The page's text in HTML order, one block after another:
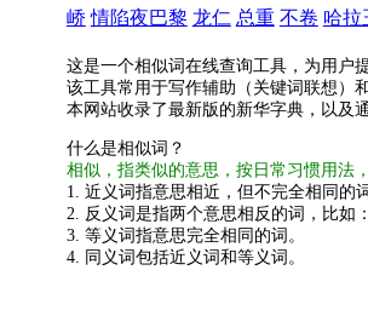
峤 情陷夜巴黎 龙仁 总重 不卷 哈拉
这是一个相似词在线查询工具，为用户
该工具常用于写作辅助（关键词联想）
本网站收录了最新版的新华字典，以及
什么是相似词？
相似，指类似的意思，按日常习惯用法
1. 近义词指意思相近，但不完全相同的
2. 反义词是指两个意思相反的词，比如：
3. 等义词指意思完全相同的词。
4. 同义词包括近义词和等义词。